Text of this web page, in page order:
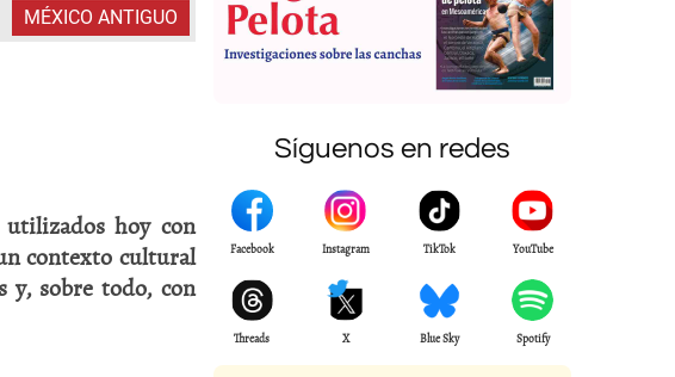
MÉXICO ANTIGUO
hoy con
contexto cultural
y, sobre todo, con
Síguenos en redes
Facebook Instagram TikTok YouTube
Threads X Blue Sky Spotify